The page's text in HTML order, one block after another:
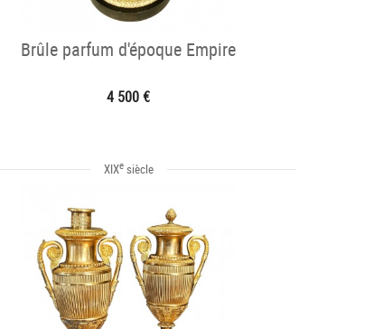
Brûle parfum d'époque Empire
4 500 €
XIXesiècle